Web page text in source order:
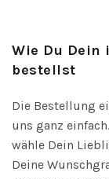
Wie Du
bestellst
Die Bestellung
uns ganz
wähle Dein
Deine